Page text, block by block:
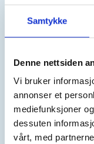
Samtykke
Denne nettsiden
Vi bruker
annonser et
mediefunksjoner
dessuten
vårt, med
Om oss
Lindesnes Industri
jobber for gode
en viktig stemme
Lindesnes